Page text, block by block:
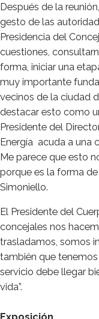
Después de la
gesto de las
Presidencia del
cuestiones,
forma, iniciar una
muy importante
vecinos de la ciudad
destacar esto como
Presidente del
Energía acuda a una
Me parece que esto
porque es la forma de
Simoniello.
El Presidente del
concejales nos
trasladamos, somos
también que
servicio debe llegar
vida”.